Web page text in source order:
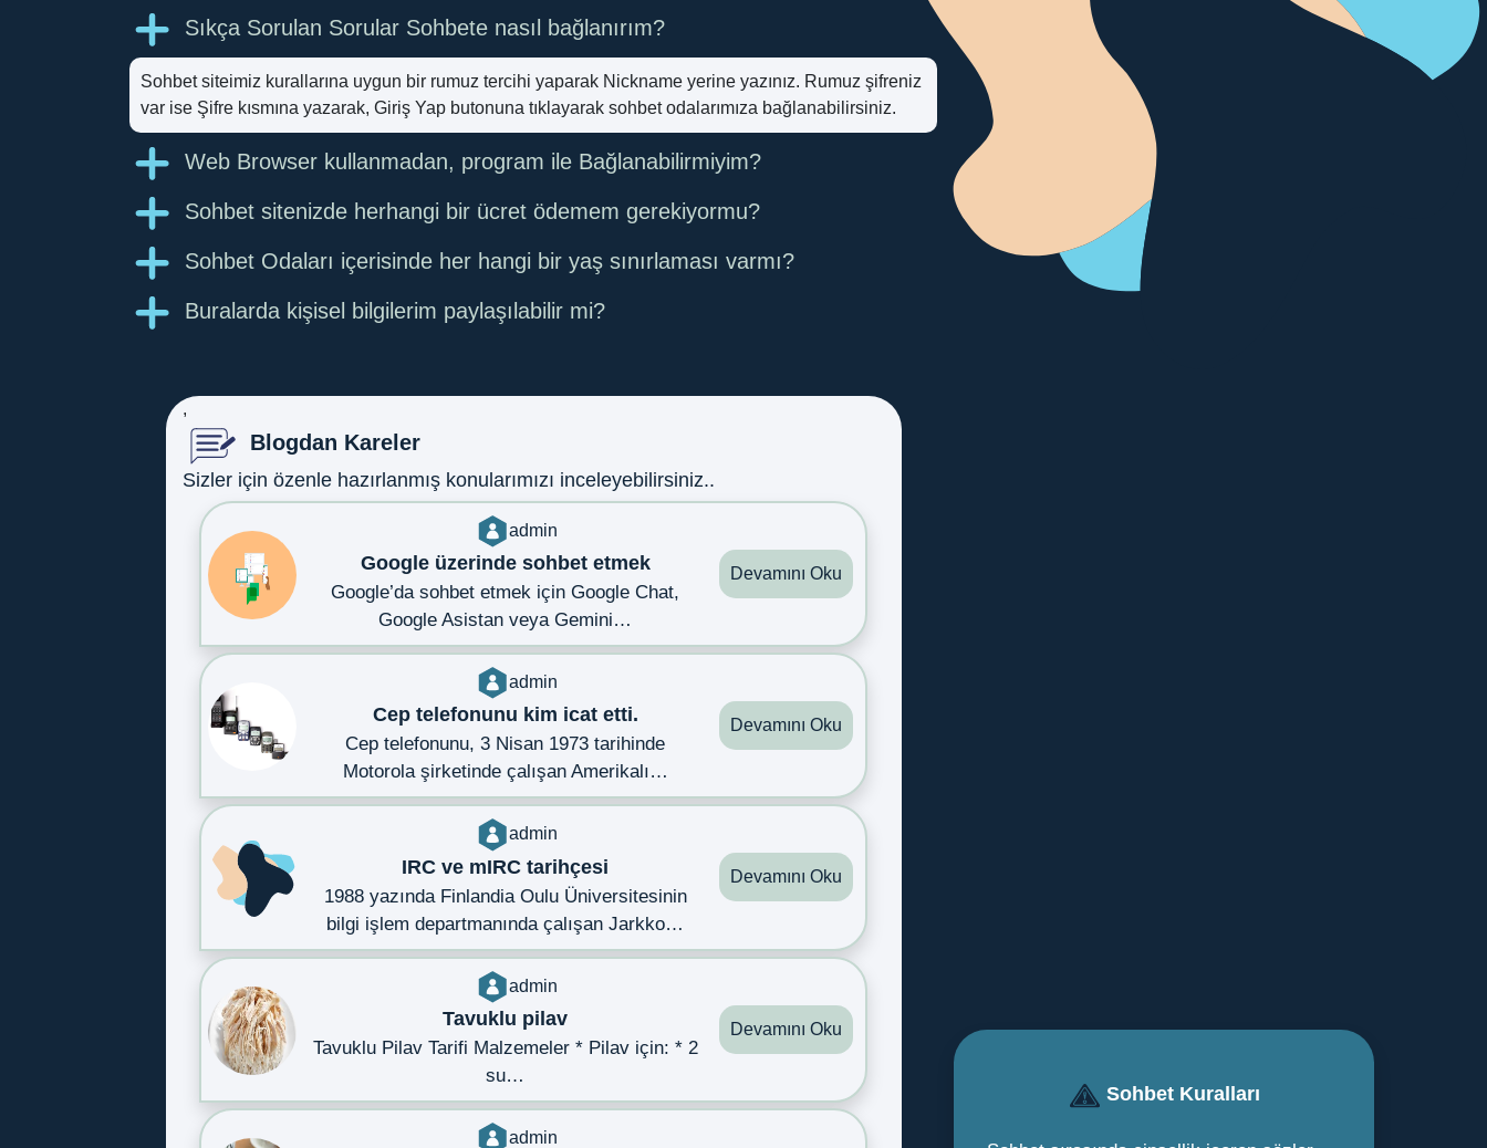
Sıkça Sorulan Sorular Sohbete nasıl bağlanırım?
Sohbet siteimiz kurallarına uygun bir rumuz tercihi yaparak Nickname yerine yazınız. Rumuz şifreniz
var ise Şifre kısmına yazarak, Giriş Yap butonuna tıklayarak sohbet odalarımıza bağlanabilirsiniz.
Web Browser kullanmadan, program ile Bağlanabilirmiyim?
Sohbet sitenizde herhangi bir ücret ödemem gerekiyormu?
Sohbet Odaları içerisinde her hangi bir yaş sınırlaması varmı?
Buralarda kişisel bilgilerim paylaşılabilir mi?
,
Blogdan Kareler
Sizler için özenle hazırlanmış konularımızı inceleyebilirsiniz..
admin
Google üzerinde sohbet etmek
Google’da sohbet etmek için Google Chat,
Google Asistan veya Gemini…
Devamını Oku
admin
Cep telefonunu kim icat etti.
Cep telefonunu, 3 Nisan 1973 tarihinde
Motorola şirketinde çalışan Amerikalı…
Devamını Oku
admin
IRC ve mIRC tarihçesi
1988 yazında Finlandia Oulu Üniversitesinin
bilgi işlem departmanında çalışan Jarkko…
Devamını Oku
admin
Tavuklu pilav
Tavuklu Pilav Tarifi Malzemeler * Pilav için: * 2
su…
Devamını Oku
admin
Sohbet Kuralları